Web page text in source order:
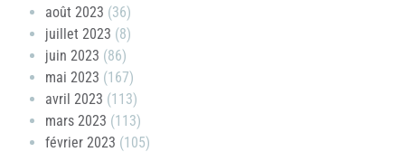
août 2023 (36)
juillet 2023 (8)
juin 2023 (86)
mai 2023 (167)
avril 2023 (113)
mars 2023 (113)
février 2023 (105)